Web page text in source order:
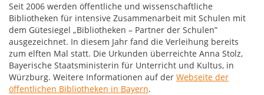
Seit 2006 werden öffentliche und wissenschaftliche
Bibliotheken für intensive Zusammenarbeit mit Schulen mit
dem Gütesiegel „Bibliotheken – Partner der Schulen”
ausgezeichnet. In diesem Jahr fand die Verleihung bereits
zum elften Mal statt. Die Urkunden überreichte Anna Stolz,
Bayerische Staatsministerin für Unterricht und Kultus, in
Würzburg. Weitere Informationen auf der Webseite der
öffentlichen Bibliotheken in Bayern.